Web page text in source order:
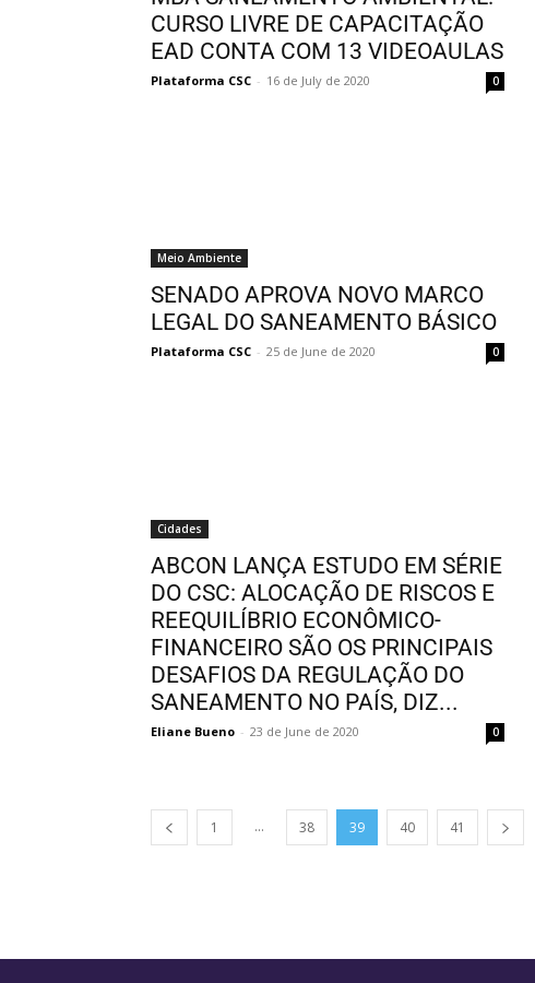
CURSO LIVRE DE CAPACITAÇÃO
EAD CONTA COM 13 VIDEOAULAS
Plataforma CSC - 16 de July de 2020 0
Meio Ambiente
SENADO APROVA NOVO MARCO
LEGAL DO SANEAMENTO BÁSICO
Plataforma CSC - 25 de June de 2020 0
Cidades
ABCON LANÇA ESTUDO EM SÉRIE
DO CSC: ALOCAÇÃO DE RISCOS E
REEQUILÍBRIO ECONÔMICO-
FINANCEIRO SÃO OS PRINCIPAIS
DESAFIOS DA REGULAÇÃO DO
SANEAMENTO NO PAÍS, DIZ...
Eliane Bueno - 23 de June de 2020 0
1 ... 38 39 40 41